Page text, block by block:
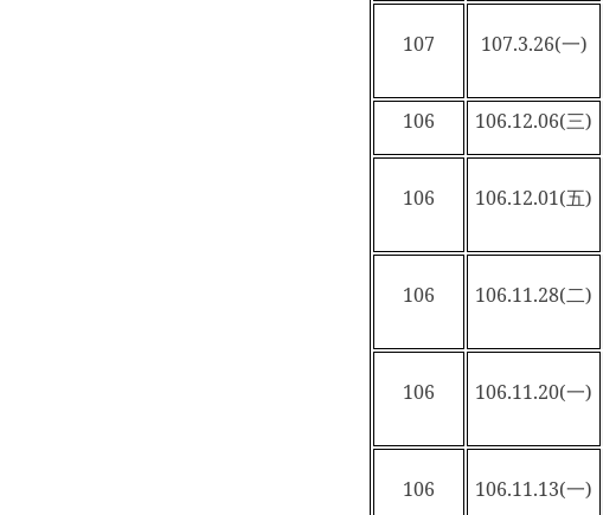
107 107.3.26(一)
106 106.12.06(三)
106 106.12.01(五)
106 106.11.28(二)
106 106.11.20(一)
106 106.11.13(一)